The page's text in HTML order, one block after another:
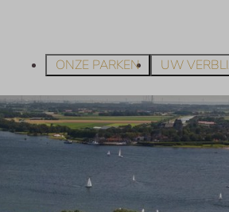
ONZE PARKEN UW